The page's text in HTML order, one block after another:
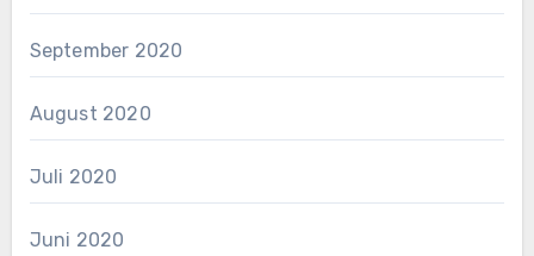
September 2020
August 2020
Juli 2020
Juni 2020